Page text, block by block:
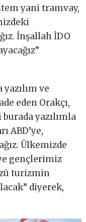
yani tramvay,
İnşallah İDO
ve
eden Orakçı,
yazılımla
ABD’ye,
Ülkemizde
gençlerimiz
turizmin
diyerek,